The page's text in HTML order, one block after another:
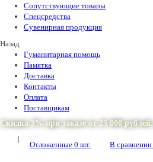
Сопутствующие товары
Спецсредства
Сувенирная продукция
Назад
Гуманитарная помощь
Памятка
Доставка
Контакты
Оплата
Поставщикам
Скидка 3% при заказе от 25 000 рублей.
|
Отложенные 0 шт. В сравнении